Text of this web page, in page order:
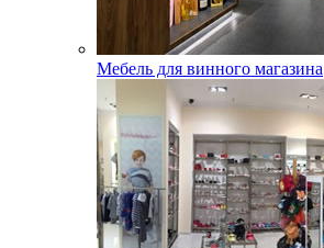
Мебель для винного магазина